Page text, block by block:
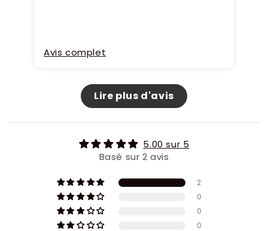
Avis complet
Lire plus d'avis
5.00 sur 5
Basé sur 2 avis
2
0
0
0